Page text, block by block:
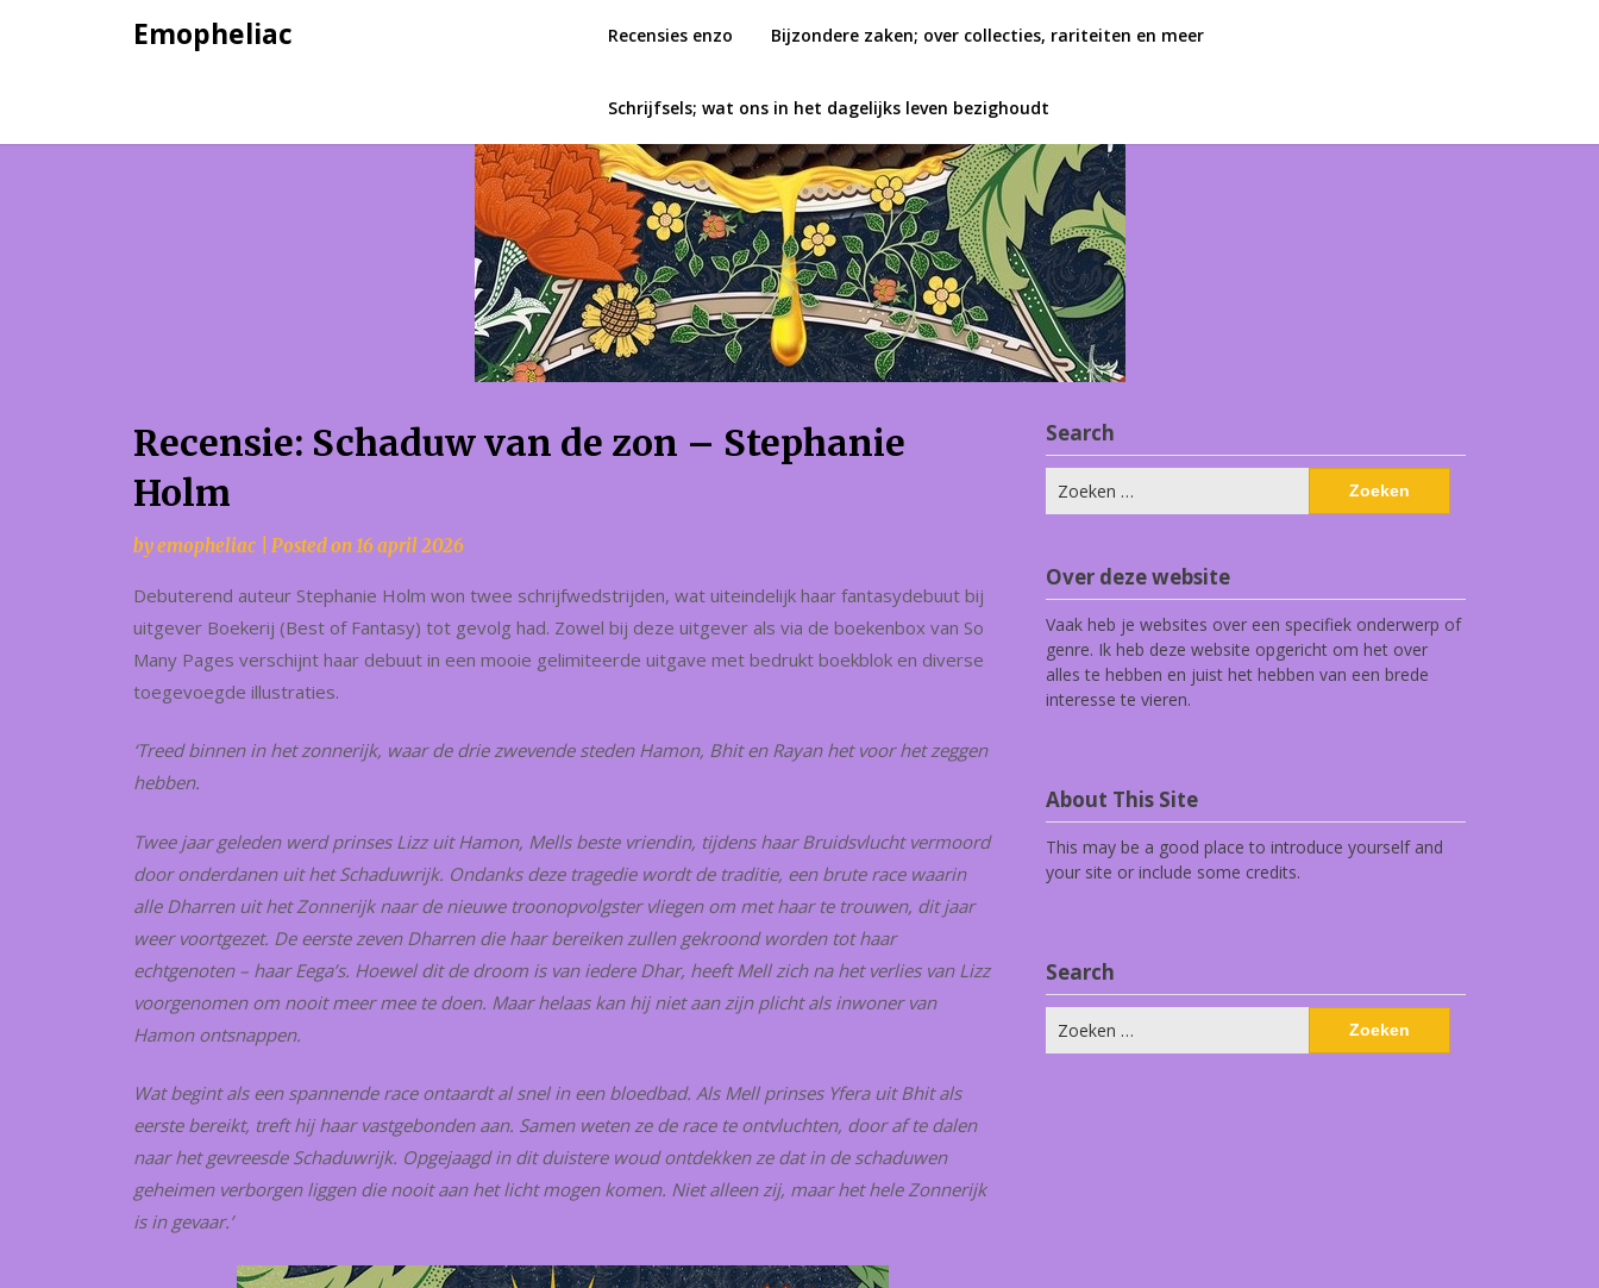
Emopheliac Recensies enzo Bijzondere zaken; over collecties, rariteiten en meer
Schrijfsels; wat ons in het dagelijks leven bezighoudt
Recensie: Schaduw van de zon – Stephanie
Holm
byemopheliac Posted on 16 april 2026
Debuterend auteur Stephanie Holm won twee schrijfwedstrijden, wat uiteindelijk haar fantasydebuut bij
uitgever Boekerij (Best of Fantasy) tot gevolg had. Zowel bij deze uitgever als via de boekenbox van So
Many Pages verschijnt haar debuut in een mooie gelimiteerde uitgave met bedrukt boekblok en diverse
toegevoegde illustraties.
‘Treed binnen in het zonnerijk, waar de drie zwevende steden Hamon, Bhit en Rayan het voor het zeggen
hebben.
Twee jaar geleden werd prinses Lizz uit Hamon, Mells beste vriendin, tijdens haar Bruidsvlucht vermoord
door onderdanen uit het Schaduwrijk. Ondanks deze tragedie wordt de traditie, een brute race waarin
alle Dharren uit het Zonnerijk naar de nieuwe troonopvolgster vliegen om met haar te trouwen, dit jaar
weer voortgezet. De eerste zeven Dharren die haar bereiken zullen gekroond worden tot haar
echtgenoten – haar Eega’s. Hoewel dit de droom is van iedere Dhar, heeft Mell zich na het verlies van Lizz
voorgenomen om nooit meer mee te doen. Maar helaas kan hij niet aan zijn plicht als inwoner van
Hamon ontsnappen.
Wat begint als een spannende race ontaardt al snel in een bloedbad. Als Mell prinses Yfera uit Bhit als
eerste bereikt, treft hij haar vastgebonden aan. Samen weten ze de race te ontvluchten, door af te dalen
naar het gevreesde Schaduwrijk. Opgejaagd in dit duistere woud ontdekken ze dat in de schaduwen
geheimen verborgen liggen die nooit aan het licht mogen komen. Niet alleen zij, maar het hele Zonnerijk
is in gevaar.’
Search
naar:
Over deze website
Vaak heb je websites over een specifiek onderwerp of
genre. Ik heb deze website opgericht om het over
alles te hebben en juist het hebben van een brede
interesse te vieren.
About This Site
This may be a good place to introduce yourself and
your site or include some credits.
Search
naar: